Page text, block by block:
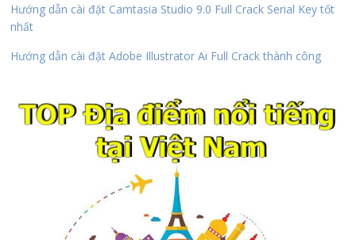
Hướng dẫn cài đặt Camtasia Studio 9.0 Full Crack Serial Key tốt
nhất
Hướng dẫn cài đặt Adobe Illustrator Ai Full Crack thành công